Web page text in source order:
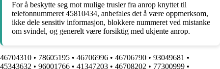
For å beskytte seg mot mulige trusler fra anrop knyttet til
telefonnummeret 45810434, anbefales det å være oppmerksom,
ikke dele sensitiv informasjon, blokkere nummeret ved mistanke
om svindel, og generelt være forsiktig med ukjente anrop.
46704310 • 78605195 • 46706996 • 46706790 • 93049681 •
45343632 • 96001766 • 41347203 • 46708202 • 77300999 •